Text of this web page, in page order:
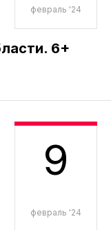
февраль '24
6+
9
февраль '24